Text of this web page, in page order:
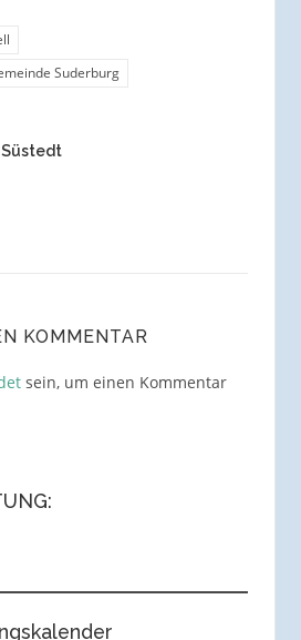
Suderburg
Süstedt
KOMMENTAR
sein, um einen Kommentar